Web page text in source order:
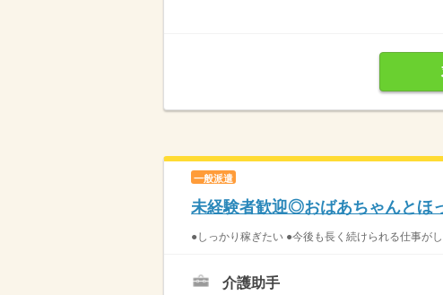
一般派遣
未経験者歓迎◎おばあちゃんとほ
●しっかり稼ぎたい ●今後も長く続けられる仕事が
介護助手